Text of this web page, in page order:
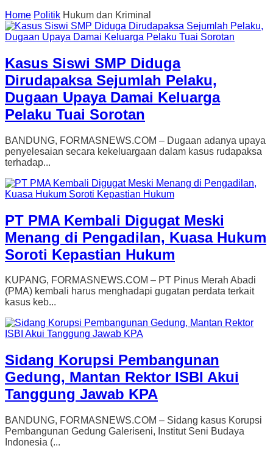
Home Politik Hukum dan Kriminal
Kasus Siswi SMP Diduga
Dirudapaksa Sejumlah Pelaku,
Dugaan Upaya Damai Keluarga
Pelaku Tuai Sorotan
BANDUNG, FORMASNEWS.COM – Dugaan adanya upaya
penyelesaian secara kekeluargaan dalam kasus rudapaksa
terhadap...
PT PMA Kembali Digugat Meski
Menang di Pengadilan, Kuasa Hukum
Soroti Kepastian Hukum
KUPANG, FORMASNEWS.COM – PT Pinus Merah Abadi
(PMA) kembali harus menghadapi gugatan perdata terkait
kasus keb...
Sidang Korupsi Pembangunan
Gedung, Mantan Rektor ISBI Akui
Tanggung Jawab KPA
BANDUNG, FORMASNEWS.COM – Sidang kasus Korupsi
Pembangunan Gedung Galeriseni, Institut Seni Budaya
Indonesia (...